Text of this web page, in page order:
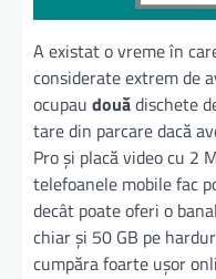
A existat o vreme în
considerate extrem de
ocupau douădischete
tare din parcare dacă
Pro şi placă video cu 2
telefoanele mobile fac
decât poate oferi o
chiar şi 50 GB pe
cumpăra foarte uşor